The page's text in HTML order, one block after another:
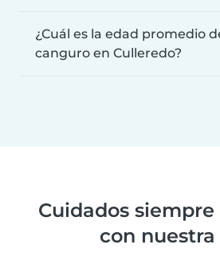
¿Cuál es la edad promedio
canguro en Culleredo?
Cuidados
con